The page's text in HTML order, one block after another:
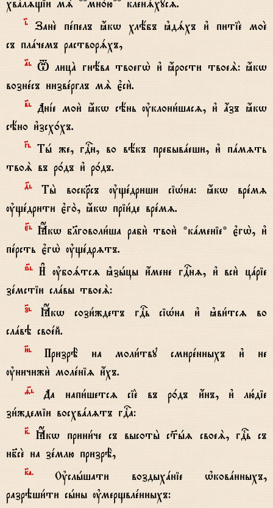
‹.ЗанE пeпелъ ћкw хлёбъ kдsхъ и3 питіE моE
съ плaчемъ растворsхъ,
№i.T лицA гнёва твоегw2 и3 ћрости твоеS: ћкw
вознeсъ низвeрглъ мS є3си2.
в7i.Днjе мои2 ћкw сёнь ўклони1шасz, и3 ѓзъ ћкw
сёно и3зсх0хъ.
Gi.Тh же, гDи, во вёкъ пребывaеши, и3 пaмzть
твоS въ р0дъ и3 р0дъ.
д7i.Ты2 воскRсъ ўщeдриши сіHна: ћкw врeмz
ўщeдрити є3го2, ћкw пріи1де врeмz.
є7i.Ћкw бlговоли1ша раби2 твои2 *кaменіе* є3гw2, и3
пeрсть є3гw2 ўщeдрzтъ.
ѕ7i.И# ўбоsтсz kзhцы и4мене гDнz, и3 вси2 цaріе
зeмстіи слaвы твоеS:
з7i.Ћкw сози1ждетъ гDь сіHна и3 kви1тсz во
слaвэ своeй.
}i.ПризрЁ на моли1тву смирeнныхъ и3 не
ўничижи2 молeніz и4хъ.
f7i.Да напи1шетсz сіE въ р0дъ и4нъ, и3 лю1діе
зи1ждеміи восхвaлzтъ гDа:
к7.Ћкw прини1че съ высоты2 с™hz своеS, гDь съ
нб7сE на зeмлю призрЁ,
к7а.Ўслhшати воздыхaніе њковaнныхъ,
разрэши1ти сhны ўмерщвлeнныхъ: